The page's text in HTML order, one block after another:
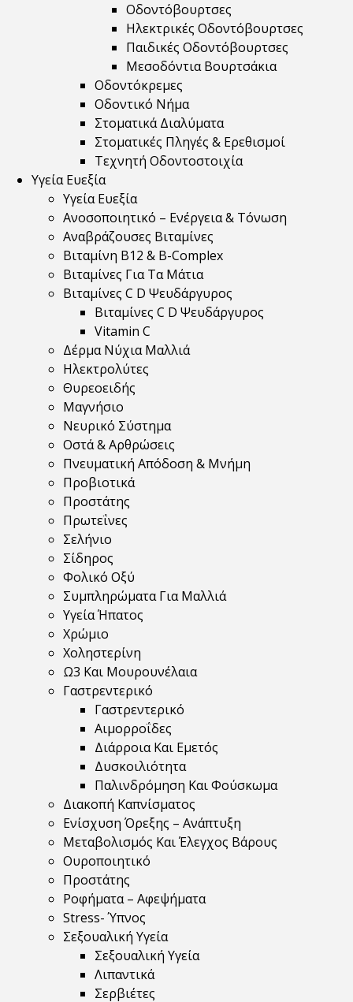
Οδοντόβουρτσες
Ηλεκτρικές Οδοντόβουρτσες
Παιδικές Οδοντόβουρτσες
Μεσοδόντια Βουρτσάκια
Οδοντόκρεμες
Οδοντικό Νήμα
Στοματικά Διαλύματα
Στοματικές Πληγές & Ερεθισμοί
Τεχνητή Οδοντοστοιχία
Υγεία Ευεξία
Υγεία Ευεξία
Ανοσοποιητικό – Ενέργεια & Τόνωση
Αναβράζουσες Βιταμίνες
Βιταμίνη B12 & Β-Complex
Βιταμίνες Για Τα Μάτια
Βιταμίνες C D Ψευδάργυρος
Βιταμίνες C D Ψευδάργυρος
Vitamin C
Δέρμα Νύχια Μαλλιά
Ηλεκτρολύτες
Θυρεοειδής
Μαγνήσιο
Νευρικό Σύστημα
Οστά & Αρθρώσεις
Πνευματική Απόδοση & Μνήμη
Προβιοτικά
Προστάτης
Πρωτεΐνες
Σελήνιο
Σίδηρος
Φολικό Οξύ
Συμπληρώματα Για Μαλλιά
Υγεία Ήπατος
Χρώμιο
Χοληστερίνη
Ω3 Και Μουρουνέλαια
Γαστρεντερικό
Γαστρεντερικό
Αιμορροΐδες
Διάρροια Και Εμετός
Δυσκοιλιότητα
Παλινδρόμηση Και Φούσκωμα
Διακοπή Καπνίσματος
Ενίσχυση Όρεξης – Ανάπτυξη
Μεταβολισμός Και Έλεγχος Βάρους
Ουροποιητικό
Προστάτης
Ροφήματα – Αφεψήματα
Stress- Ύπνος
Σεξουαλική Υγεία
Σεξουαλική Υγεία
Λιπαντικά
Σερβιέτες